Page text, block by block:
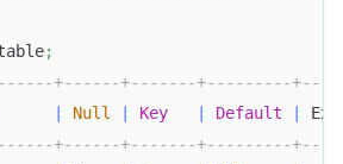
;
+------+-------+---------
Null Key Default
+------+-------+---------